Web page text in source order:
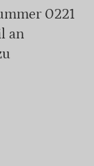
0221
an